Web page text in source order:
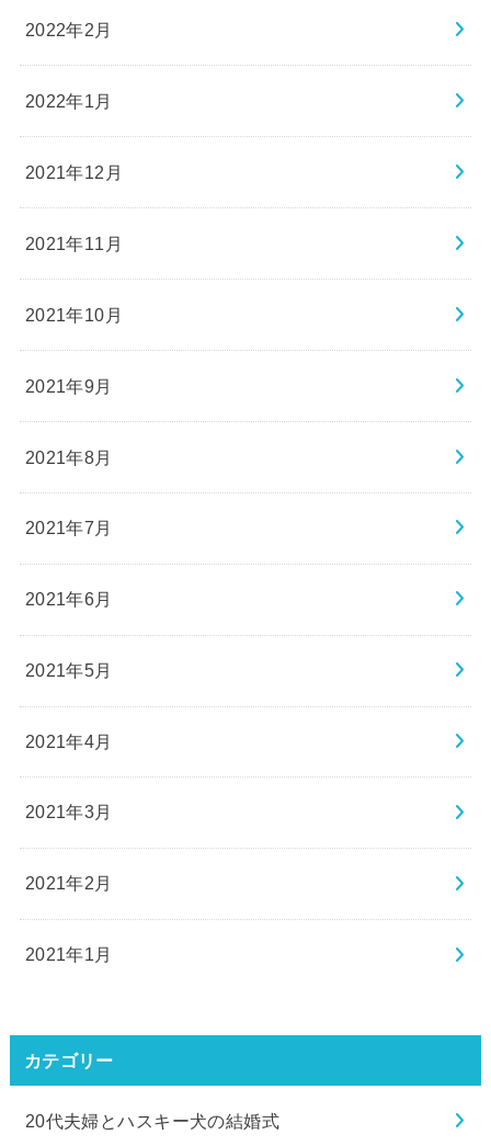
2022年2月
2022年1月
2021年12月
2021年11月
2021年10月
2021年9月
2021年8月
2021年7月
2021年6月
2021年5月
2021年4月
2021年3月
2021年2月
2021年1月
カテゴリー
20代夫婦とハスキー犬の結婚式